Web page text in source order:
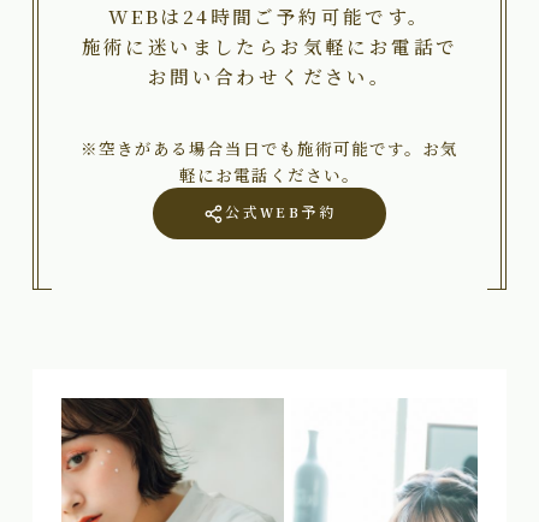
WEBは24時間ご予約可能です。
施術に迷いましたらお気軽にお電話で
お問い合わせください。
※空きがある場合当日でも施術可能です。お気
軽にお電話ください。
公式WEB予約